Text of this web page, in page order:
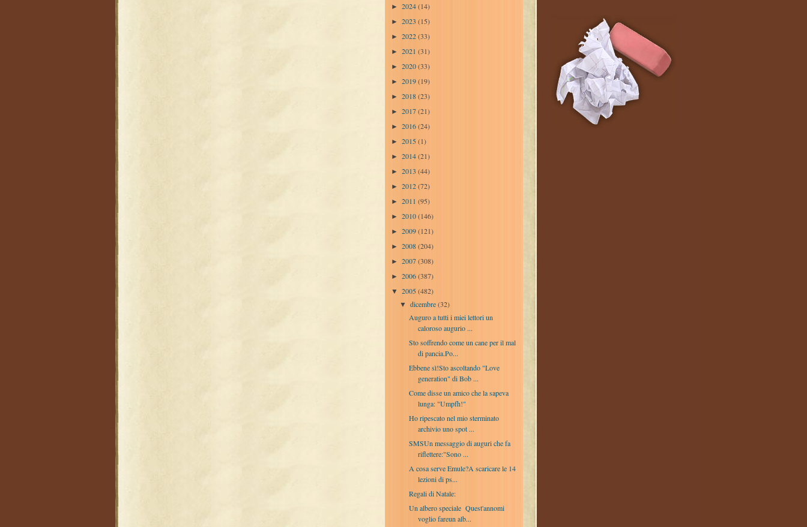
► 2024(14)
► 2023 (15)
► 2022(33)
► 2021 (31)
► 2020(33)
► 2019(19)
► 2018(23)
► 2017(21)
► 2016(24)
► 2015(1)
► 2014(21)
► 2013 (44)
► 2012(72)
► 2011 (95)
► 2010(146)
► 2009(121)
► 2008(204)
► 2007(308)
► 2006(387)
▼ 2005(482)
▼dicembre(32)
Auguro a tutti i miei lettori un
caloroso augurio ...
Sto soffrendo come un cane per il mal
di pancia.Po...
Ebbene sì!Sto ascoltando "Love
generation" di Bob ...
Come disse un amico che la sapeva
lunga: "Umpfh!"
Ho ripescato nel mio sterminato
archivio uno spot ...
SMSUn messaggio di auguri che fa
riflettere:"Sono ...
A cosa serve Emule?A scaricare le 14
lezioni di ps...
Regali di Natale:
Un albero speciale Quest'annomi
voglio fareun alb...